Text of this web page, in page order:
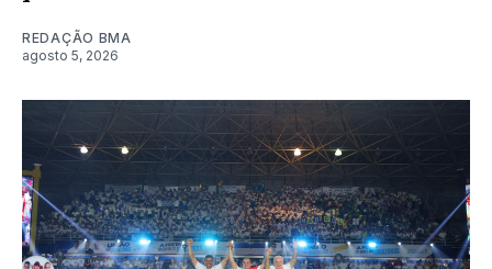
REDAÇÃO BMA
agosto 5, 2026